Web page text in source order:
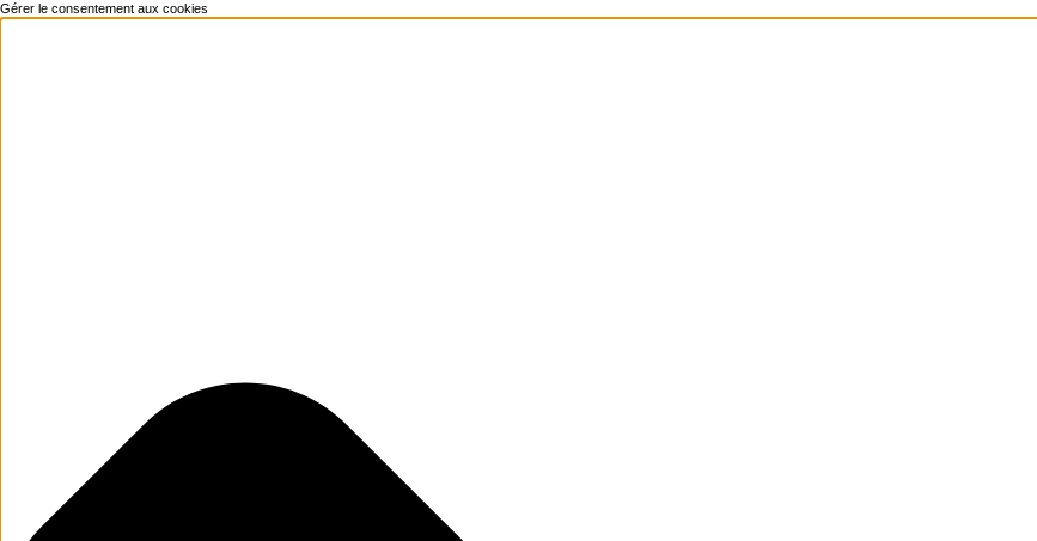
Gérer le consentement aux cookies